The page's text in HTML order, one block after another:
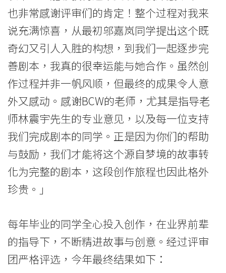
浸
会
大
学
也非常感谢评审们的肯定！整个过程对我来
说充满惊喜，从最初邬嘉岚同学提出这个既
奇幻又引人入胜的构想，到我们一起逐步完
善剧本，我真的很幸运能与她合作。虽然创
作过程并非一帆风顺，但最终的成果令人意
外又感动。感谢BCW的老师，尤其是指导老
师林震宇先生的专业意见，以及每一位支持
我们完成剧本的同学。正是因为你们的帮助
与鼓励，我们才能将这个源自梦境的故事转
化为完整的剧本，这段创作旅程也因此格外
珍贵。」
每年毕业的同学全心投入创作，在业界前辈
的指导下，不断精进故事与创意。经过评审
团严格评选，今年最终结果如下：